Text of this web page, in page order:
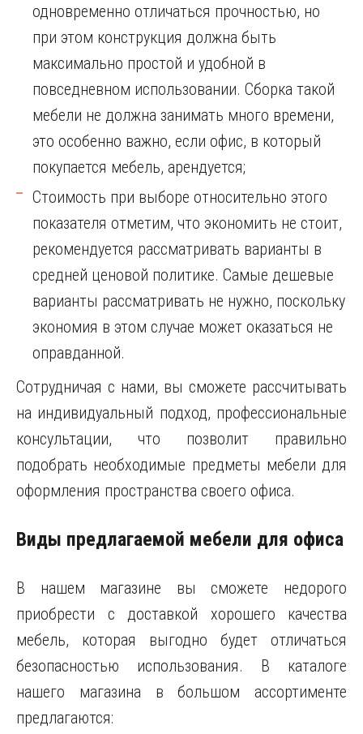
одновременно отличаться прочностью, но
при этом конструкция должна быть
максимально простой и удобной в
повседневном использовании. Сборка такой
мебели не должна занимать много времени,
это особенно важно, если офис, в который
покупается мебель, арендуется;
Стоимость при выборе относительно этого
показателя отметим, что экономить не стоит,
рекомендуется рассматривать варианты в
средней ценовой политике. Самые дешевые
варианты рассматривать не нужно, поскольку
экономия в этом случае может оказаться не
оправданной.
Сотрудничая с нами, вы сможете рассчитывать
на индивидуальный подход, профессиональные
консультации, что позволит правильно
подобрать необходимые предметы мебели для
оформления пространства своего офиса.
Виды предлагаемой мебели для офиса
В нашем магазине вы сможете недорого
приобрести с доставкой хорошего качества
мебель, которая выгодно будет отличаться
безопасностью использования. В каталоге
нашего магазина в большом ассортименте
предлагаются: